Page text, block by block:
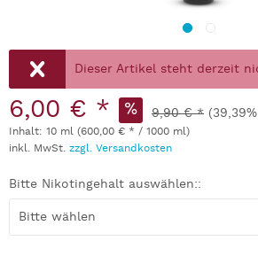
Dieser Artikel steht derzeit
6,00 € * 9,90 € *
Inhalt: 10 ml (600,00 € * / 1000 ml)
inkl. MwSt. zzgl. Versandkosten
Bitte Nikotingehalt auswählen::